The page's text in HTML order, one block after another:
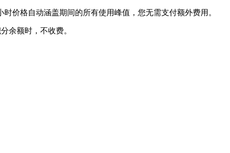
价格自动涵盖期间的所有使用峰值，您无需支付额外费用。
余额时，不收费。